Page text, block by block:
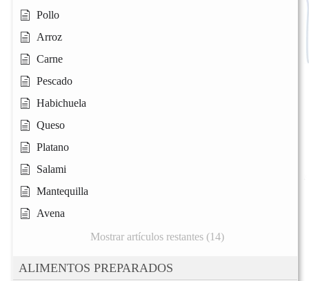
Pollo
Arroz
Carne
Pescado
Habichuela
Queso
Platano
Salami
Mantequilla
Avena
Mostrar artículos restantes (14)
ALIMENTOS PREPARADOS